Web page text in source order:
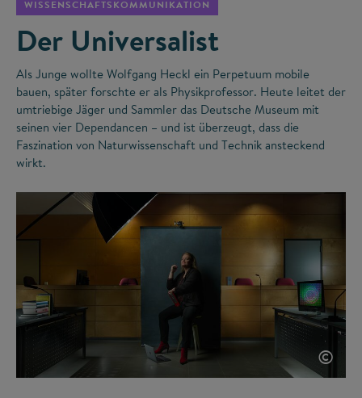
WISSENSCHAFTSKOMMUNIKATION
Der Universalist
Als Junge wollte Wolfgang Heckl ein Perpetuum mobile
bauen, später forschte er als Physikprofessor. Heute leitet der
umtriebige Jäger und Sammler das Deutsche Museum mit
seinen vier Dependancen – und ist überzeugt, dass die
Faszination von Naturwissenschaft und Technik ansteckend
wirkt.
©